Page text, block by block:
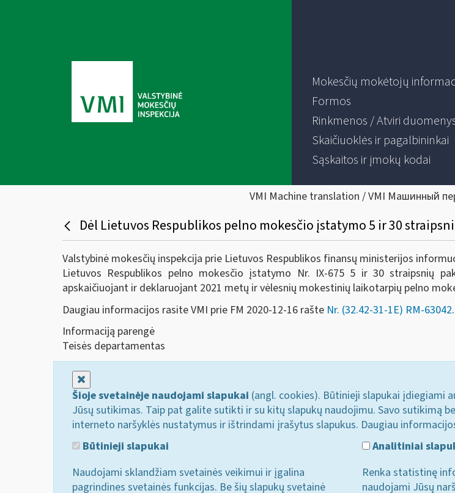
Mokesčių mokėtojų
Formos
Rinkmenos / Atviri
Skaičiuoklės ir pagalbininkai
Sąskaitos ir įmokų kodai
VMI Machine translation / VMI Машинный
Dėl Lietuvos Respublikos pelno mokesčio įstatymo 5 ir 30
Valstybinė mokesčių inspekcija prie Lietuvos Respublikos finansų ministerijos
Lietuvos Respublikos pelno mokesčio įstatymo Nr. IX-675 5 ir 30 straipsnių
apskaičiuojant ir deklaruojant 2021 metų ir vėlesnių mokestinių laikotarpių pelno
Daugiau informacijos rasite VMI prie FM 2020-12-16 rašte Nr. (32.42-31-1E) RM-63042.
Informaciją parengė
Teisės departamentas
Šioje svetainėje naudojami slapukai (angl. cookies). Būtinieji slapukai įdiegiami
Jūsų sutikimas. Taip pat galite sutikti ir su kitų slapukų naudojimu. Savo sutikimą
interneto naršyklės nustatymus ir ištrindami įrašytus slapukus. Daugiau
Būtinieji slapukai
Naudojami sklandžiam svetainės veikimui ir įgalina
pagrindines svetainės funkcijas. Be šių slapukų svetainė
Analitiniai
Renka statistinę
naudojami Jūsų